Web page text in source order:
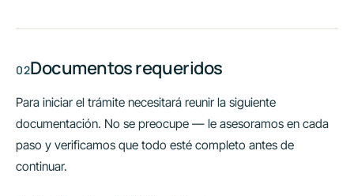
Documentos requeridos
Para iniciar el trámite necesitará reunir la siguiente
documentación. No se preocupe — le asesoramos en cada
paso y verificamos que todo esté completo antes de
continuar.